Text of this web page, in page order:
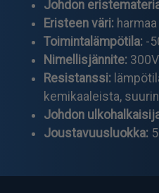
Johdon
Eristeen väri: harmaa
Toimintalämpötila: -
Nimellisjännite:
Resistanssi:
kemikaaleista,
Johdon
Joustavuusluokka: 5